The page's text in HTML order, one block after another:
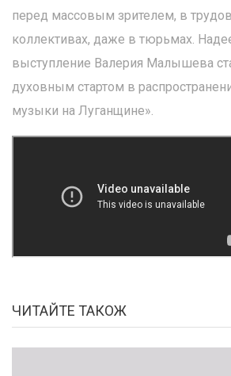
перед массовым зрителем, в
коллективах, даже в тюрьмах.
выступление Валерия Малышева
духовным стартом в
музыки на Луганщине».
ЧИТАЙТЕ ТАКОЖ